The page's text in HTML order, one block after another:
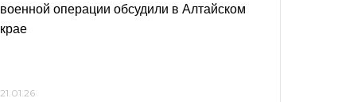
военной операции обсудили в Алтайском
крае
21.01.26